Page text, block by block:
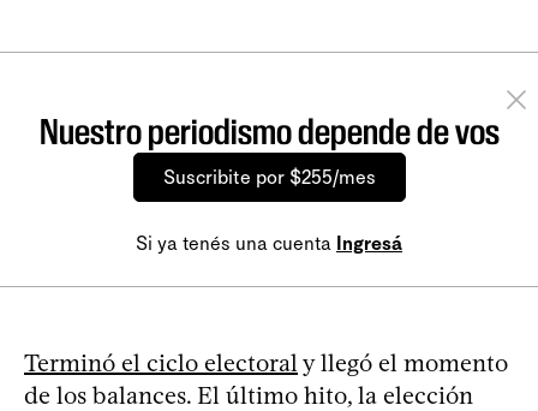
Nuestro periodismo depende de vos
Suscribite por $255/mes
Si ya tenés una cuenta Ingresá
Terminó el ciclo electoral y llegó el momento
de los balances. El último hito, la elección